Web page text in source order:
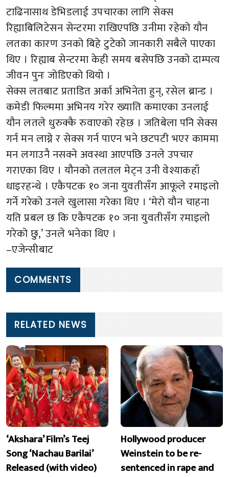
टाढिनासाथ डेभिडलाई उपचारका लागि सेक्स
रिह्याबिलिटेसन सेन्टरमा राखिएपछि उनीमा रहेको यौन
लतका कारण उनको बिहे टुटेको जानकारी सबैले पाएका
थिए । रिह्याब सेन्टरमा केही समय बसेपछि उनको दाम्पत्य
जीवन पुनः जोडिएको थियो ।
सेक्स लतबाट प्रताडित अर्का अभिनेता हुन्, रसेल ब्रान्ड ।
कमेडी फिल्ममा अभिनय गरेर ख्याति कमाएका उनलाई
यौन लतले धुरुक्कै रुवाएको रहेछ । जतिबेला पनि सेक्स
गर्न मन लाग्ने र सेक्स गर्न पाएन भने छटपटी भएर काममा
मन लगाउनै नसक्ने अवस्था आएपछि उनले उपचार
गराएका थिए । यौनको तलतल मेट्न उनी वेश्याकहाँ
धाइरहन्थे । एकैपटक १० जना युवतीसँग आफूले रमाइलो
गर्ने गरेको उनले खुलासा गरेका थिए । ‘मेरो यौन चाहना
यति प्रबल छ कि एकैपटक १० जना युवतीसँग रमाइलो
गरेको छु,’ उनले भनेका थिए ।
–एजेन्सीबाट
COMMENTS
RELATED NEWS
‘Akshara’ Film’s Teej
Song ‘Nachau Barilai’
Released (with video)
Hollywood producer
Weinstein to be re-
sentenced in rape and